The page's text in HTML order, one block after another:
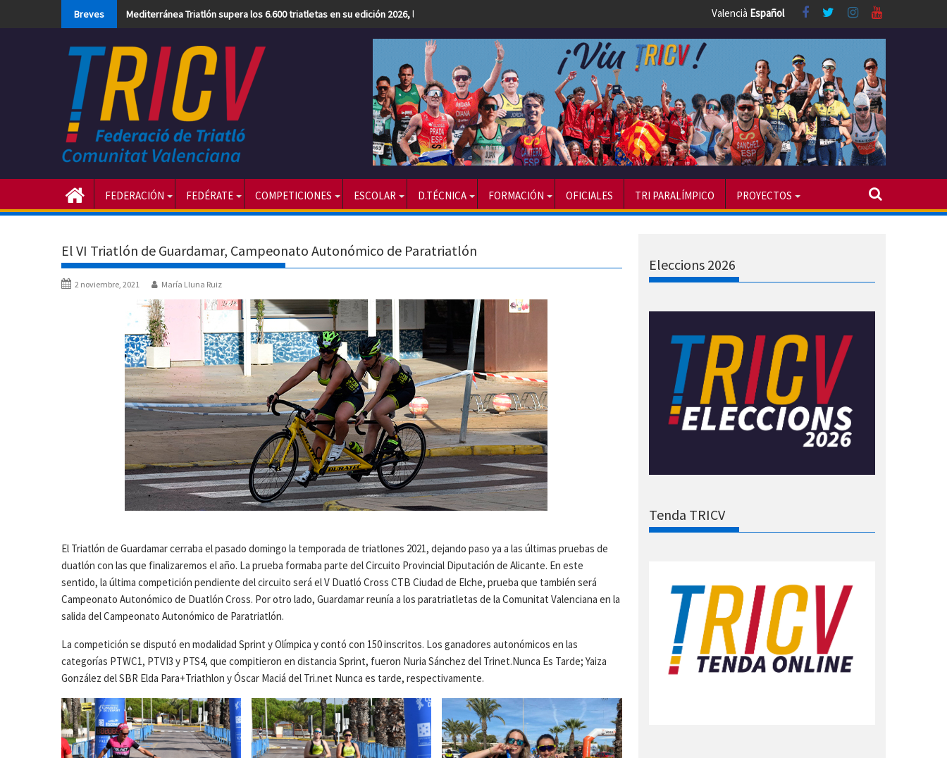
Breves Mediterránea Triatlón supera los 6.600 triatletas en su edición 2026, la más numerosa hasta la fecha Valencià Español
FEDERACIÓN FEDÉRATE COMPETICIONES ESCOLAR D.TÉCNICA FORMACIÓN OFICIALES TRI PARALÍMPICO PROYECTOS
El VI Triatlón de Guardamar, Campeonato Autonómico de Paratriatlón
2 noviembre, 2021 María Lluna Ruiz
El Triatlón de Guardamar cerraba el pasado domingo la temporada de triatlones 2021, dejando paso ya a las últimas pruebas de
duatlón con las que finalizaremos el año. La prueba formaba parte del Circuito Provincial Diputación de Alicante. En este
sentido, la última competición pendiente del circuito será el V Duatló Cross CTB Ciudad de Elche, prueba que también será
Campeonato Autonómico de Duatlón Cross. Por otro lado, Guardamar reunía a los paratriatletas de la Comunitat Valenciana en la
salida del Campeonato Autonómico de Paratriatlón.
La competición se disputó en modalidad Sprint y Olímpica y contó con 150 inscritos. Los ganadores autonómicos en las
categorías PTWC1, PTVI3 y PTS4, que compitieron en distancia Sprint, fueron Nuria Sánchez del Trinet.Nunca Es Tarde; Yaiza
González del SBR Elda Para+Triathlon y Óscar Maciá del Tri.net Nunca es tarde, respectivamente.
Eleccions 2026
Tenda TRICV